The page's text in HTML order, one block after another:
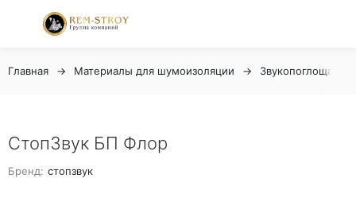
Главная Материалы для шумоизоляции
СтопЗвук БП Флор
Бренд: стопзвук